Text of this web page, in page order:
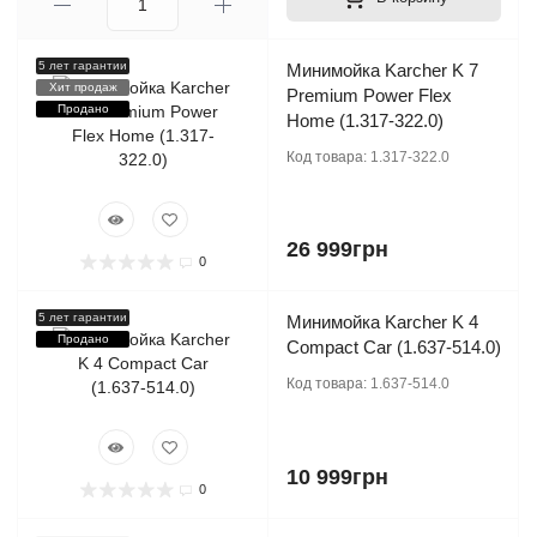
5 лет гарантии
Хит продаж
Продано
0
Минимойка Karcher K 7
Premium Power Flex
Home (1.317-322.0)
Код товара: 1.317-322.0
26 999грн
5 лет гарантии
Продано
0
Минимойка Karcher K 4
Compact Car (1.637-514.0)
Код товара: 1.637-514.0
10 999грн